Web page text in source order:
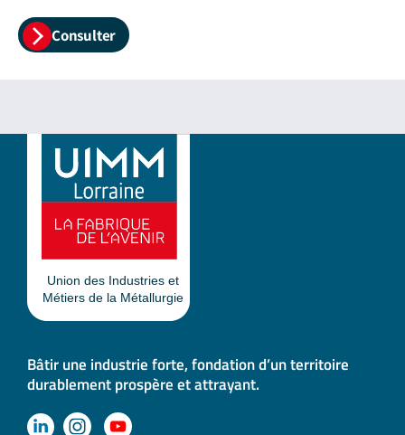
Consulter
Bâtir une industrie forte, fondation d’un territoire
durablement prospère et attrayant.